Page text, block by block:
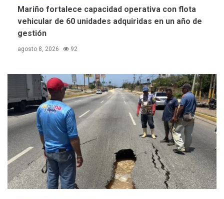
Mariño fortalece capacidad operativa con flota
vehicular de 60 unidades adquiridas en un año de
gestión
agosto 8, 2026 92